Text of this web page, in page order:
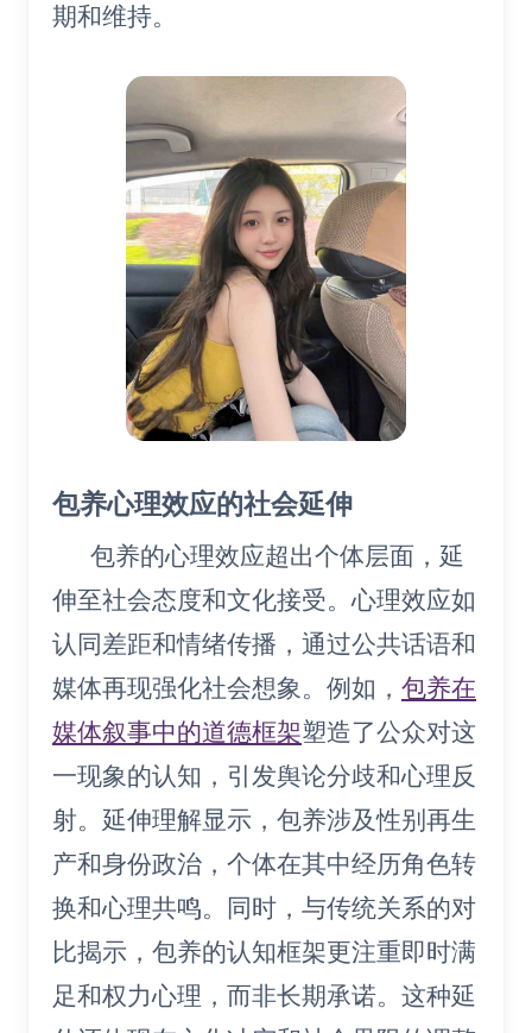
期和维持。
包养心理效应的社会延伸
包养的心理效应超出个体层面，延
伸至社会态度和文化接受。心理效应如
认同差距和情绪传播，通过公共话语和
媒体再现强化社会想象。例如， 包养在
媒体叙事中的道德框架塑造了公众对这
一现象的认知，引发舆论分歧和心理反
射。延伸理解显示，包养涉及性别再生
产和身份政治，个体在其中经历角色转
换和心理共鸣。同时，与传统关系的对
比揭示，包养的认知框架更注重即时满
足和权力心理，而非长期承诺。这种延